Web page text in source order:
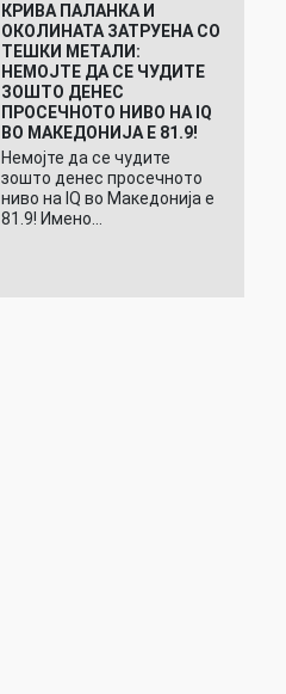
КРИВА ПАЛАНКА И
ОКОЛИНАТА ЗАТРУЕНА СО
ТЕШКИ МЕТАЛИ:
НЕМОЈТЕ ДА СЕ ЧУДИТЕ
ЗОШТО ДЕНЕС
ПРОСЕЧНОТО НИВО НА IQ
ВО МАКЕДОНИЈА Е 81.9!
Немојте да се чудите
зошто денес просечното
ниво на IQ во Македонија е
81.9! Имено…